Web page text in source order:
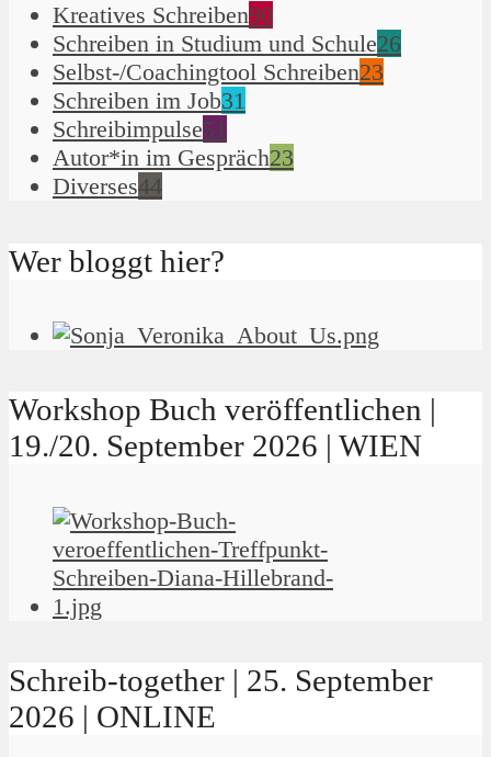
Kreatives Schreiben90
Schreiben in Studium und Schule26
Selbst-/Coachingtool Schreiben23
Schreiben im Job31
Schreibimpulse51
Autor*in im Gespräch23
Diverses44
Wer bloggt hier?
Workshop Buch veröffentlichen |
19./20. September 2026 | WIEN
Schreib-together | 25. September
2026 | ONLINE